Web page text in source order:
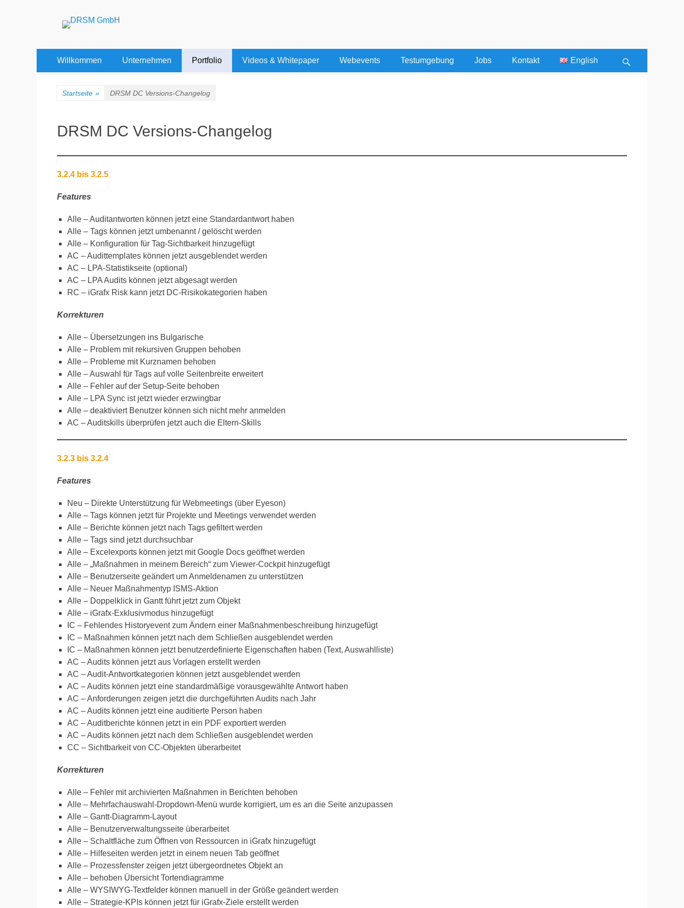
DRSM GmbH
CHEMNITZ | HEIDELBERG | WIEN
Erstes
Menü
Willkommen Unternehmen Portfolio Videos & Whitepaper Webevents Testumgebung Jobs Kontakt English
Startseite » DRSM DC Versions-Changelog
DRSM DC Versions-Changelog
3.2.4 bis 3.2.5
Features
Alle – Auditantworten können jetzt eine Standardantwort haben
Alle – Tags können jetzt umbenannt / gelöscht werden
Alle – Konfiguration für Tag-Sichtbarkeit hinzugefügt
AC – Audittemplates können jetzt ausgeblendet werden
AC – LPA-Statistikseite (optional)
AC – LPA Audits können jetzt abgesagt werden
RC – iGrafx Risk kann jetzt DC-Risikokategorien haben
Korrekturen
Alle – Übersetzungen ins Bulgarische
Alle – Problem mit rekursiven Gruppen behoben
Alle – Probleme mit Kurznamen behoben
Alle – Auswahl für Tags auf volle Seitenbreite erweitert
Alle – Fehler auf der Setup-Seite behoben
Alle – LPA Sync ist jetzt wieder erzwingbar
Alle – deaktiviert Benutzer können sich nicht mehr anmelden
AC – Auditskills überprüfen jetzt auch die Eltern-Skills
3.2.3 bis 3.2.4
Features
Neu – Direkte Unterstützung für Webmeetings (über Eyeson)
Alle – Tags können jetzt für Projekte und Meetings verwendet werden
Alle – Berichte können jetzt nach Tags gefiltert werden
Alle – Tags sind jetzt durchsuchbar
Alle – Excelexports können jetzt mit Google Docs geöffnet werden
Alle – „Maßnahmen in meinem Bereich“ zum Viewer-Cockpit hinzugefügt
Alle – Benutzerseite geändert um Anmeldenamen zu unterstützen
Alle – Neuer Maßnahmentyp ISMS-Aktion
Alle – Doppelklick in Gantt führt jetzt zum Objekt
Alle – iGrafx-Exklusivmodus hinzugefügt
IC – Fehlendes Historyevent zum Ändern einer Maßnahmenbeschreibung hinzugefügt
IC – Maßnahmen können jetzt nach dem Schließen ausgeblendet werden
IC – Maßnahmen können jetzt benutzerdefinierte Eigenschaften haben (Text, Auswahlliste)
AC – Audits können jetzt aus Vorlagen erstellt werden
AC – Audit-Antwortkategorien können jetzt ausgeblendet werden
AC – Audits können jetzt eine standardmäßige vorausgewählte Antwort haben
AC – Anforderungen zeigen jetzt die durchgeführten Audits nach Jahr
AC – Audits können jetzt eine auditierte Person haben
AC – Auditberichte können jetzt in ein PDF exportiert werden
AC – Audits können jetzt nach dem Schließen ausgeblendet werden
CC – Sichtbarkeit von CC-Objekten überarbeitet
Korrekturen
Alle – Fehler mit archivierten Maßnahmen in Berichten behoben
Alle – Mehrfachauswahl-Dropdown-Menü wurde korrigiert, um es an die Seite anzupassen
Alle – Gantt-Diagramm-Layout
Alle – Benutzerverwaltungsseite überarbeitet
Alle – Schaltfläche zum Öffnen von Ressourcen in iGrafx hinzugefügt
Alle – Hilfeseiten werden jetzt in einem neuen Tab geöffnet
Alle – Prozessfenster zeigen jetzt übergeordnetes Objekt an
Alle – behoben Übersicht Tortendiagramme
Alle – WYSIWYG-Textfelder können manuell in der Größe geändert werden
Alle – Strategie-KPIs können jetzt für iGrafx-Ziele erstellt werden